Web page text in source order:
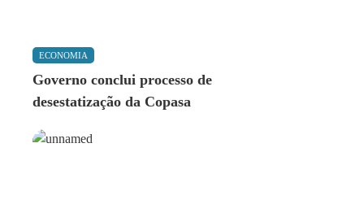
ECONOMIA
Governo conclui processo de
desestatização da Copasa